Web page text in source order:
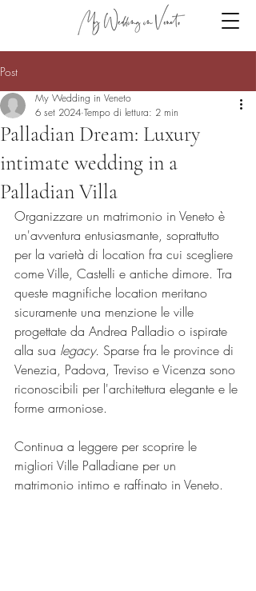
Post
Palladian Dream: Luxury
intimate wedding in a
Palladian Villa
My Wedding in Veneto
6 set 2024 Tempo di lettura: 2 min
Organizzare un matrimonio in Veneto è
un'avventura entusiasmante, soprattutto
per la varietà di location fra cui scegliere
come Ville, Castelli e antiche dimore. Tra
queste magnifiche location meritano
sicuramente una menzione le ville
progettate da Andrea Palladio o ispirate
alla sua legacy. Sparse fra le province di
Venezia, Padova, Treviso e Vicenza sono
riconoscibili per l'architettura elegante e le
forme armoniose.
Continua a leggere per scoprire le
migliori Ville Palladiane per un
matrimonio intimo e raffinato in Veneto.